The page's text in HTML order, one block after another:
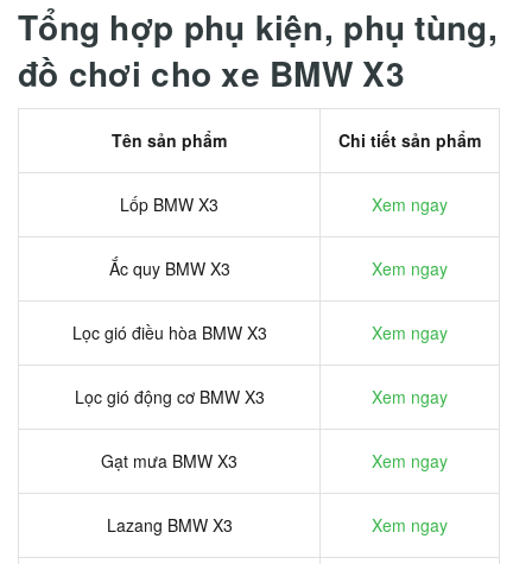
Tổng hợp phụ kiện, phụ tùng,
đồ chơi cho xe BMW X3
Tên sản phẩm Chi tiết sản phẩm
Lốp BMW X3 Xem ngay
Ắc quy BMW X3 Xem ngay
Lọc gió điều hòa BMW X3 Xem ngay
Lọc gió động cơ BMW X3 Xem ngay
Gạt mưa BMW X3 Xem ngay
Lazang BMW X3 Xem ngay